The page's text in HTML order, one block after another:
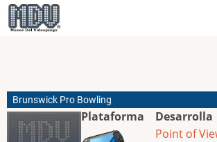
Pasar
al
Brunswick Pro Bowling
Plataforma
Desarrolla
Point of